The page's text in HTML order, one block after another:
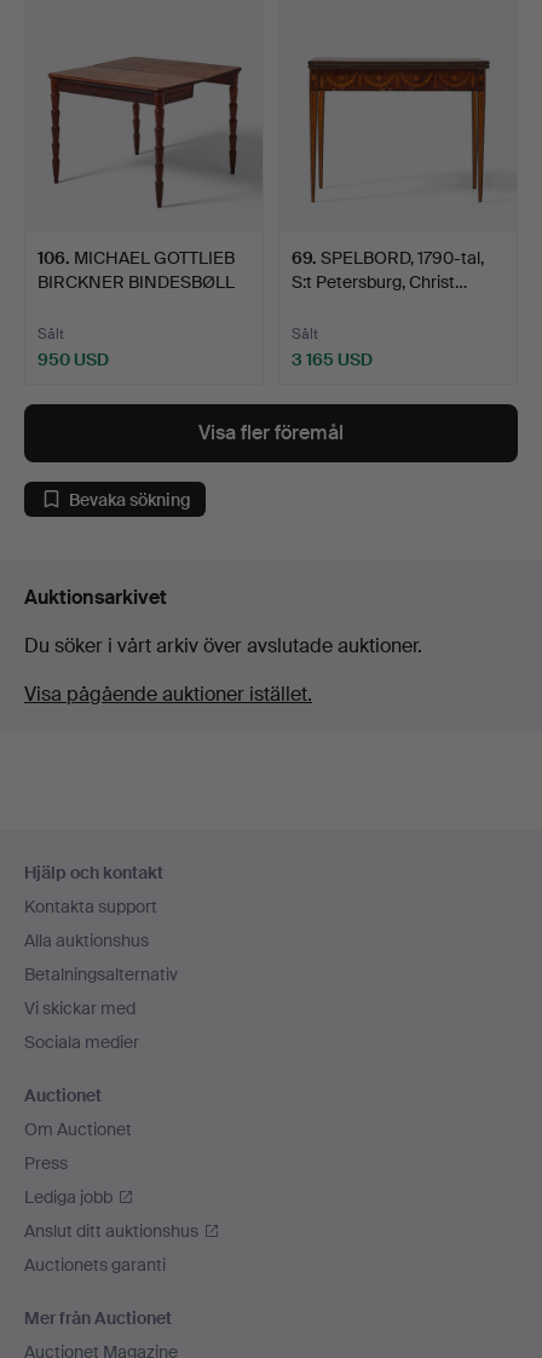
106. MICHAEL GOTTLIEB
BIRCKNER BINDESBØLL
Sålt
950 USD
69. SPELBORD, 1790-tal,
S:t Petersburg, Christ…
Sålt
3 165 USD
Visa fler föremål
Bevaka sökning
Auktionsarkivet
Du söker i vårt arkiv över avslutade auktioner.
Visa pågående auktioner istället.
Hjälp och kontakt
Kontakta support
Alla auktionshus
Betalningsalternativ
Vi skickar med
Sociala medier
Auctionet
Om Auctionet
Press
Lediga jobb
Anslut ditt auktionshus
Auctionets garanti
Mer från Auctionet
Auctionet Magazine